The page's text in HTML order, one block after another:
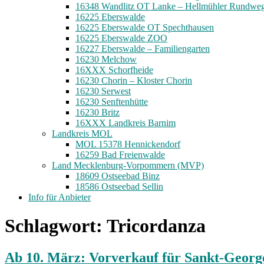
16348 Wandlitz OT Lanke – Hellmühler
16225 Eberswalde
16225 Eberswalde OT Spechthausen
16225 Eberswalde ZOO
16227 Eberswalde – Familiengarten
16230 Melchow
16XXX Schorfheide
16230 Chorin – Kloster Chorin
16230 Serwest
16230 Senftenhütte
16230 Britz
16XXX Landkreis Barnim
Landkreis MOL
MOL 15378 Hennickendorf
16259 Bad Freienwalde
Land Mecklenburg-Vorpommern (MVP)
18609 Ostseebad Binz
18586 Ostseebad Sellin
Info für Anbieter
Schlagwort: Tricordanza
Ab 10. März: Vorverkauf für Sankt-